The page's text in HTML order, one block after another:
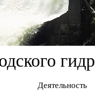
Деятельность